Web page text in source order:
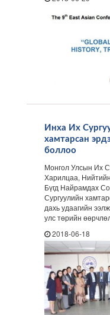
Инха Их
хамтарсан
боллоо
Монгол Улсын Их
Харилцаа,
Бүгд Найрамдах
Сургуулийн
дахь удаагийн
улс төрийн
2018-06-18